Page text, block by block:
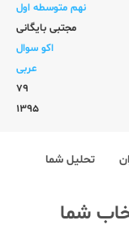
نهم متوسطه اول
مجتبی بایگانی
اکو سوال
عربی
79
1395
تحلیل شما
شما